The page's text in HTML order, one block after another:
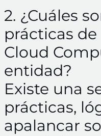
2. ¿Cuáles
prácticas
Cloud
entidad?
Existe una
prácticas,
apalancar